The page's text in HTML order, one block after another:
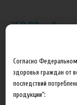
250.00 руб
Добавить в
Согласно
здоровья граждан от
последствий
продукции":